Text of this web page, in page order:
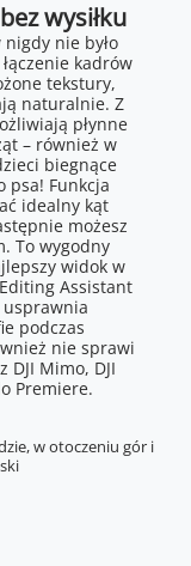
wysiłku
nie było
kadrów
tekstury,
naturalnie. Z
płynne
– również w
biegnące
psa! Funkcja
idealny kąt
możesz
To wygodny
widok w
Assistant
podczas
nie sprawi
DJI Mimo, DJI
Premiere.